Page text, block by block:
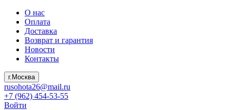
О нас
Оплата
Доставка
Возврат и гарантия
Новости
Контакты
г.Москва
rusohota26@mail.ru
+7 (962) 454-53-55
Войти